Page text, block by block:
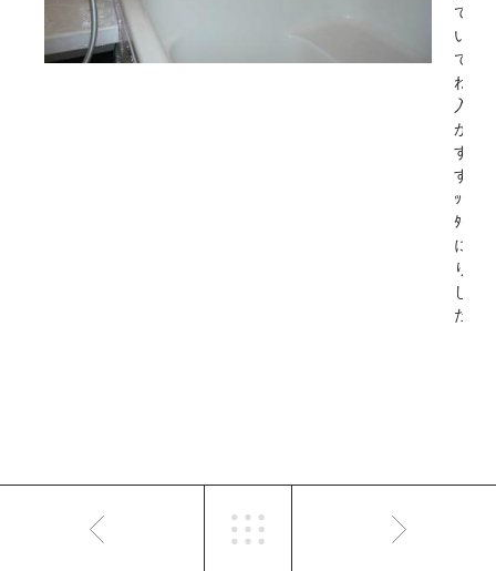
ても
いい
です
ね。
入浴
がま
すま
すﾘﾗ
ｯｸｽ
ﾀｲﾑ
にな
りま
し
た。